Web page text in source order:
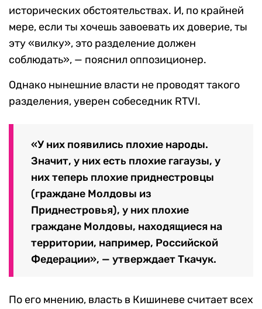
исторических обстоятельствах. И, по крайней
мере, если ты хочешь завоевать их доверие, ты
эту «вилку», это разделение должен
соблюдать», — пояснил оппозиционер.
Однако нынешние власти не проводят такого
разделения, уверен собеседник RTVI.
«У них появились плохие народы.
Значит, у них есть плохие гагаузы, у
них теперь плохие приднестровцы
(граждане Молдовы из
Приднестровья), у них плохие
граждане Молдовы, находящиеся на
территории, например, Российской
Федерации», — утверждает Ткачук.
По его мнению, власть в Кишиневе считает всех